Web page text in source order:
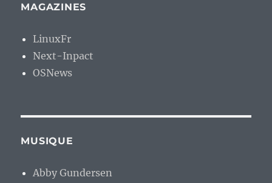
MAGAZINES
LinuxFr
Next-Inpact
OSNews
MUSIQUE
Abby Gundersen